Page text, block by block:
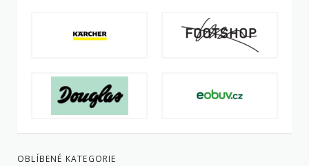
OBLÍBENÉ KATEGORIE